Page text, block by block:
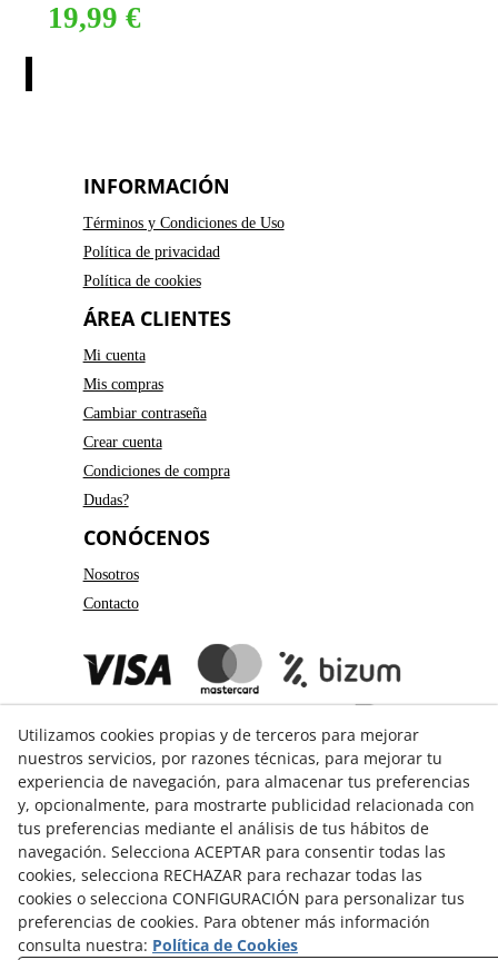
19,99 €
INFORMACIÓN
Términos y Condiciones de Uso
Política de privacidad
Política de cookies
ÁREA CLIENTES
Mi cuenta
Mis compras
Cambiar contraseña
Crear cuenta
Condiciones de compra
Dudas?
CONÓCENOS
Nosotros
Contacto
GUÍA DE COMPRA
Formas de pago
Formas de envío
Cambios y devoluciones
Guía de Tallas
Utilizamos cookies propias y de terceros para mejorar
nuestros servicios, por razones técnicas, para mejorar tu
experiencia de navegación, para almacenar tus preferencias
y, opcionalmente, para mostrarte publicidad relacionada con
tus preferencias mediante el análisis de tus hábitos de
navegación. Selecciona ACEPTAR para consentir todas las
cookies, selecciona RECHAZAR para rechazar todas las
cookies o selecciona CONFIGURACIÓN para personalizar tus
preferencias de cookies. Para obtener más información
consulta nuestra: Política de Cookies